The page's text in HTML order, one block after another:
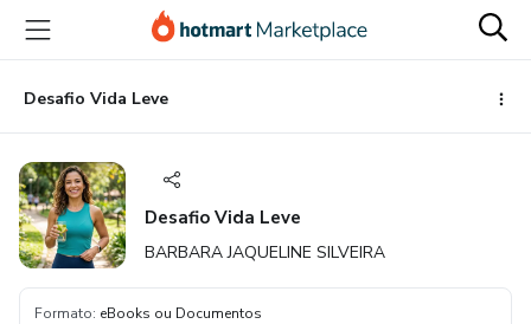
para
conteúdo
principal
para
pagamento
para
rodapé
Desafio Vida Leve
Desafio Vida Leve
BARBARA JAQUELINE SILVEIRA
Formato: eBooks ou Documentos